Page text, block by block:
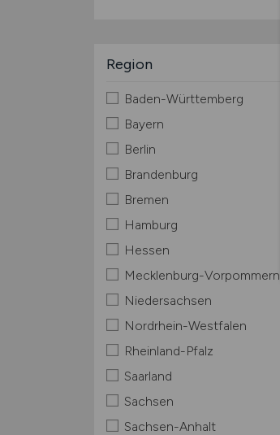
Region
Baden-Württemberg
Bayern
Berlin
Brandenburg
Bremen
Hamburg
Hessen
Mecklenburg-Vorpommern
Niedersachsen
Nordrhein-Westfalen
Rheinland-Pfalz
Saarland
Sachsen
Sachsen-Anhalt